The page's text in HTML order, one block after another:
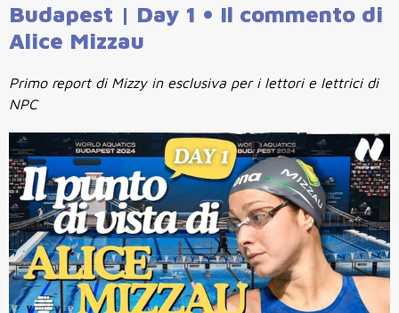
Budapest | Day 1 • Il commento di
Alice Mizzau
Primo report di Mizzy in esclusiva per i lettori e lettrici di
NPC